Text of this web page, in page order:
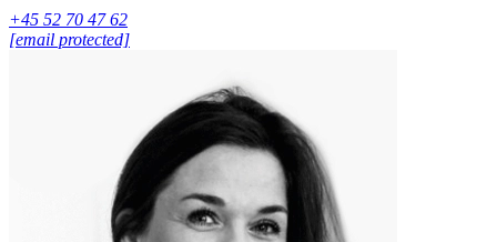
+45 52 70 47 62
[email protected]